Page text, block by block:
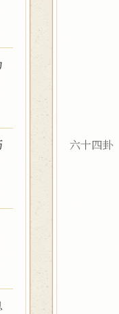
六十四卦